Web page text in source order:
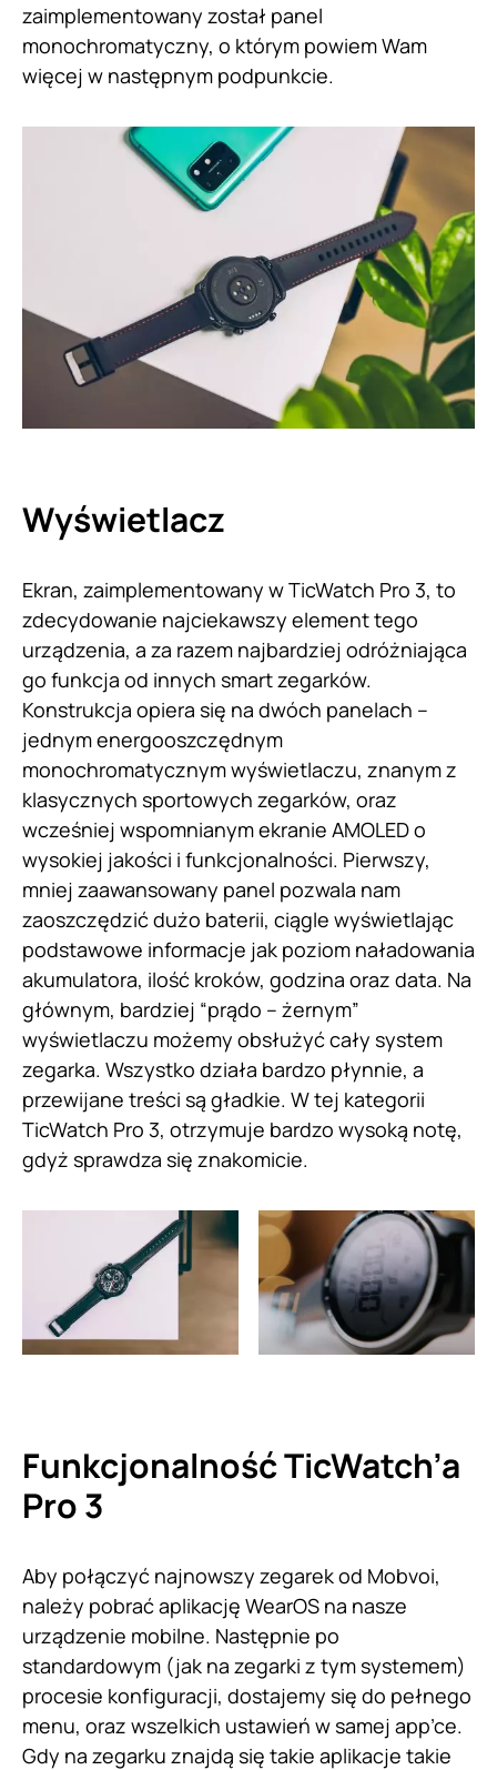
zaimplementowany został panel
monochromatyczny, o którym powiem Wam
więcej w następnym podpunkcie.
Wyświetlacz
Ekran, zaimplementowany w TicWatch Pro 3, to
zdecydowanie najciekawszy element tego
urządzenia, a za razem najbardziej odróżniająca
go funkcja od innych smart zegarków.
Konstrukcja opiera się na dwóch panelach –
jednym energooszczędnym
monochromatycznym wyświetlaczu, znanym z
klasycznych sportowych zegarków, oraz
wcześniej wspomnianym ekranie AMOLED o
wysokiej jakości i funkcjonalności. Pierwszy,
mniej zaawansowany panel pozwala nam
zaoszczędzić dużo baterii, ciągle wyświetlając
podstawowe informacje jak poziom naładowania
akumulatora, ilość kroków, godzina oraz data. Na
głównym, bardziej “prądo – żernym”
wyświetlaczu możemy obsłużyć cały system
zegarka. Wszystko działa bardzo płynnie, a
przewijane treści są gładkie. W tej kategorii
TicWatch Pro 3, otrzymuje bardzo wysoką notę,
gdyż sprawdza się znakomicie.
Funkcjonalność TicWatch’a
Pro 3
Aby połączyć najnowszy zegarek od Mobvoi,
należy pobrać aplikację WearOS na nasze
urządzenie mobilne. Następnie po
standardowym (jak na zegarki z tym systemem)
procesie konfiguracji, dostajemy się do pełnego
menu, oraz wszelkich ustawień w samej app’ce.
Gdy na zegarku znajdą się takie aplikacje takie